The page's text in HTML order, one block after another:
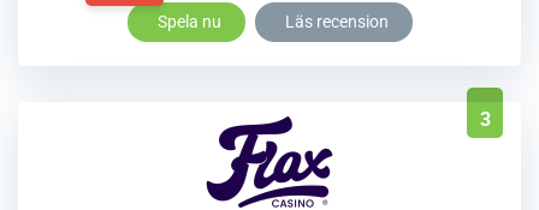
Spela nu Läs recension
3